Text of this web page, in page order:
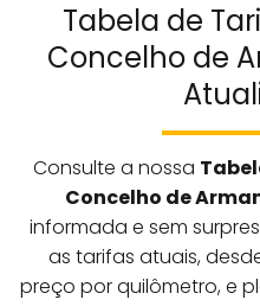
Tabela de
Concelho de
Consulte a nossa
Concelho de
informada e sem
as tarifas atuais,
preço por quilômetro, e